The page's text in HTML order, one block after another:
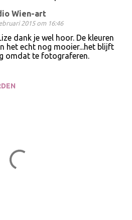
Wien-art
2015 om 16:46
dank je wel hoor. De kleuren
het echt nog mooier...het blijft
omdat te fotograferen.